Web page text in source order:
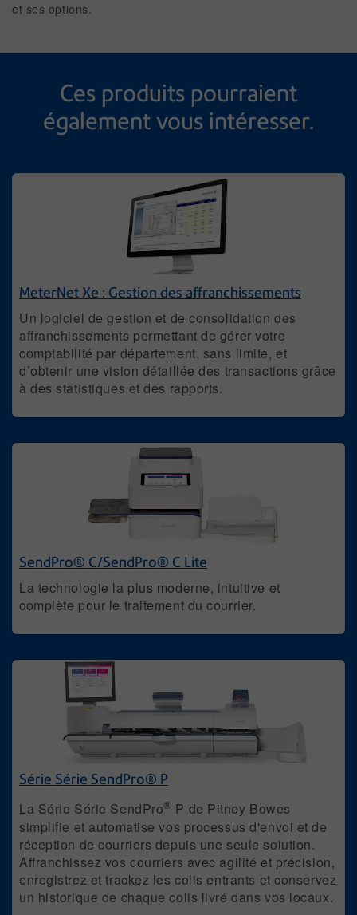
et ses options.
Ces produits pourraient
également vous intéresser.
MeterNet Xe : Gestion des affranchissements
Un logiciel de gestion et de consolidation des
affranchissements permettant de gérer votre
comptabilité par département, sans limite, et
d’obtenir une vision détaillée des transactions grâce
à des statistiques et des rapports.
SendPro® C/SendPro® C Lite
La technologie la plus moderne, intuitive et
complète pour le traitement du courrier.
Série Série SendPro® P
La Série Série SendPro® P de Pitney Bowes
simplifie et automatise vos processus d'envoi et de
réception de courriers depuis une seule solution.
Affranchissez vos courriers avec agilité et précision,
enregistrez et trackez les colis entrants et conservez
un historique de chaque colis livré dans vos locaux.